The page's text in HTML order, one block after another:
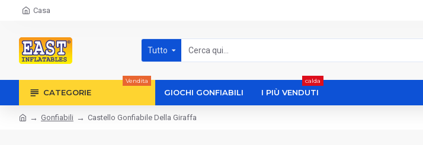
Casa
Tutto
CATEGORIE
Vendita
GIOCHI GONFIABILI I PIÙ VENDUTI
calda
Gonfiabili Castello Gonfiabile Della Giraffa